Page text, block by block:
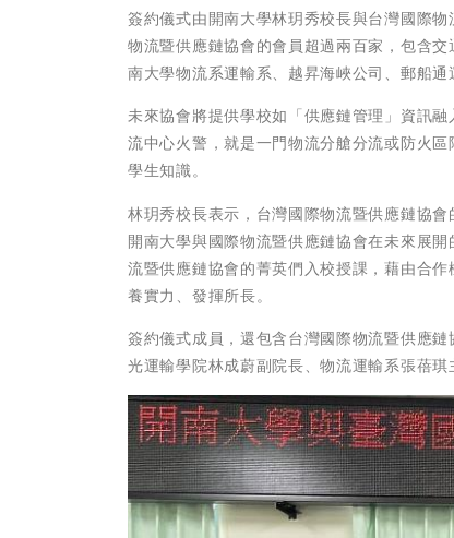
簽約儀式由開南大學林玥秀校長與台灣國際
物流暨供應鏈協會的會員超過兩百家，包含
南大學物流系運輸系、越昇海峽公司、郵船通
未來協會將提供學校如「供應鏈管理」資訊
流中心火警，就是一門物流分艙分流或防火
學生知識。
林玥秀校長表示，台灣國際物流暨供應鏈協
開南大學與國際物流暨供應鏈協會在未來展
流暨供應鏈協會的菁英們入校授課，藉由合
養實力、發揮所長。
簽約儀式成員，還包含台灣國際物流暨供應
光運輸學院林成蔚副院長、物流運輸系張蓓